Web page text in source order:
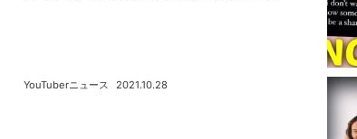
2021.10.28
YouTuberニュース